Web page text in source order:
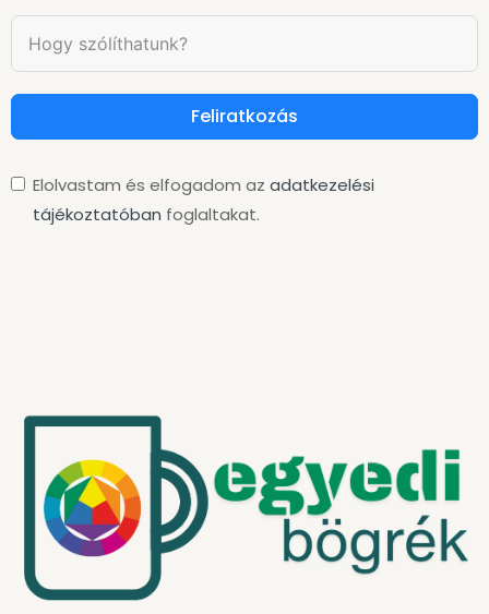
Feliratkozás
Elolvastam és elfogadom az adatkezelési
tájékoztatóban foglaltakat.